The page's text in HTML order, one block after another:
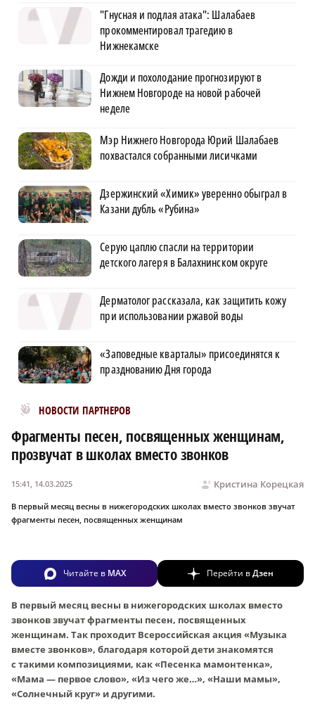
"Гнусная и подлая атака": Шалабаев
прокомментировал трагедию в
Нижнекамске
Дожди и похолодание прогнозируют в
Нижнем Новгороде на новой рабочей
неделе
Мэр Нижнего Новгорода Юрий Шалабаев
похвастался собранными лисичками
Дзержинский «Химик» уверенно обыграл в
Казани дубль «Рубина»
Серую цаплю спасли на территории
детского лагеря в Балахнинском округе
Дерматолог рассказала, как защитить кожу
при использовании ржавой воды
«Заповедные кварталы» присоединятся к
празднованию Дня города
НОВОСТИ ПАРТНЕРОВ
Новости МирТесен
Фрагменты песен, посвященных женщинам,
прозвучат в школах вместо звонков
Кристина Корецкая
15:41, 14.03.2025
В первый месяц весны в нижегородских школах вместо звонков звучат
фрагменты песен, посвященных женщинам
Читайте в MAX Перейти вДзен
В первый месяц весны в нижегородских школах вместо
звонков звучат фрагменты песен, посвященных
женщинам. Так проходит Всероссийская акция «Музыка
вместе звонков», благодаря которой дети знакомятся
с такими композициями, как «Песенка мамонтенка»,
«Мама — первое слово», «Из чего же…», «Наши мамы»,
«Солнечный круг» и другими.